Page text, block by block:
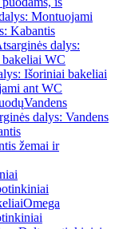
Montuojami
Kabantis
dalys:
WC
Išoriniai bakeliai
ant WC
Vandens
dalys: Vandens
žemai ir
Omega